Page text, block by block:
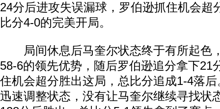
24分后进攻失误漏球，罗伯逊抓住机会超
比分4-0的完美开局。
局间休息后马奎尔状态终于有所起色
58-6的领先优势，随后罗伯逊追分拿下21
住机会超分胜出这局，总比分追成1-4落
迅速调整状态，没有让马奎尔继续寻找状